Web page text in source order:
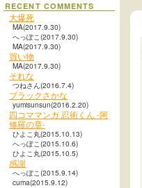
RECENT COMMENTS
大爆死
MA(2017.9.30)
へっぽこ(2017.9.30)
MA(2017.9.30)
買い物
MA(2017.9.30)
それな
つねさん(2016.7.4)
ブラックさかな
yumisunsun(2016.2.20)
四コママンガ 忍術くん -阿
修羅の章-
ひよこ丸(2015.10.13)
へっぽこ(2015.10.6)
ひよこ丸(2015.10.5)
感謝
へっぽこ(2015.9.14)
cuma(2015.9.12)